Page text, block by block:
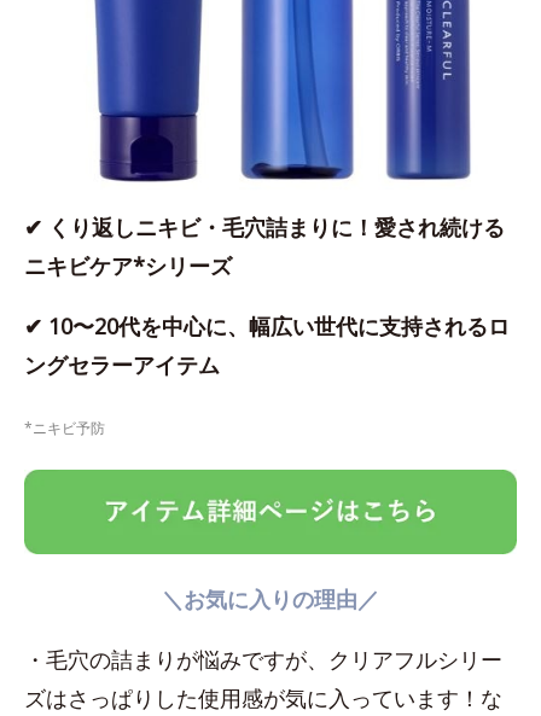
✔ くり返しニキビ・毛穴詰まりに！愛され続ける
ニキビケア*シリーズ
✔ 10〜20代を中心に、幅広い世代に支持されるロ
ングセラーアイテム
*ニキビ予防
＼お気に入りの理由／
・毛穴の詰まりが悩みですが、クリアフルシリー
ズはさっぱりした使用感が気に入っています！な